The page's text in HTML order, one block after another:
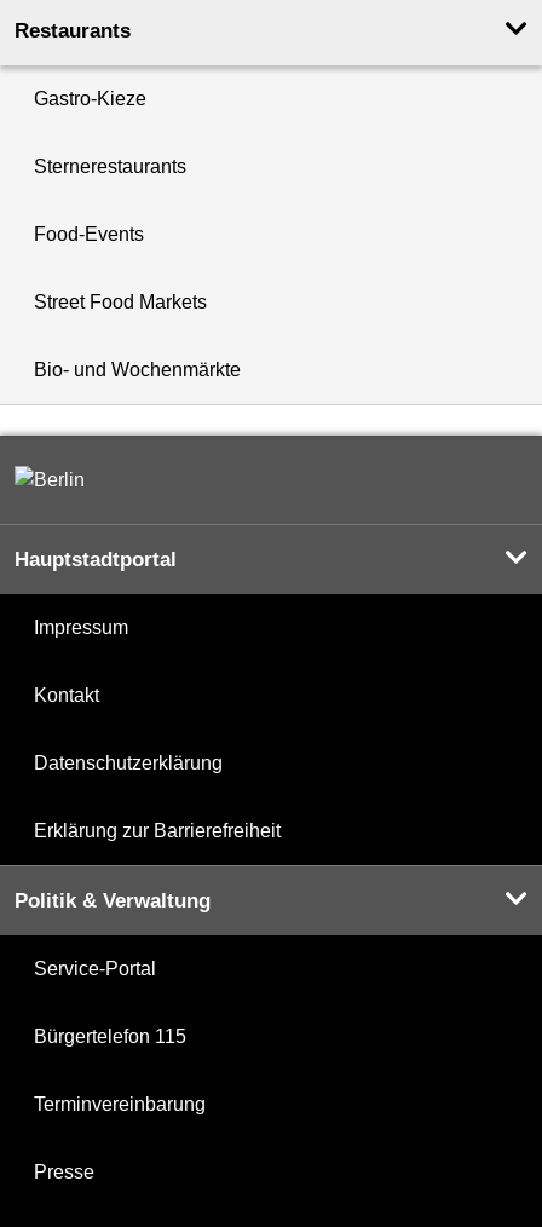
Restaurants
Gastro-Kieze
Sternerestaurants
Food-Events
Street Food Markets
Bio- und Wochenmärkte
Hauptstadtportal
Impressum
Kontakt
Datenschutzerklärung
Erklärung zur Barrierefreiheit
Politik & Verwaltung
Service-Portal
Bürgertelefon 115
Terminvereinbarung
Presse